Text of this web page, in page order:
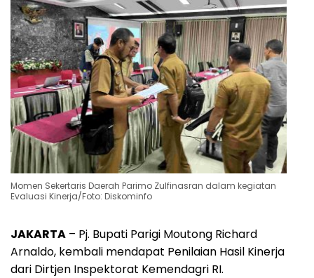
Momen Sekertaris Daerah Parimo Zulfinasran dalam kegiatan
Evaluasi Kinerja/Foto: Diskominfo
JAKARTA – Pj. Bupati Parigi Moutong Richard
Arnaldo, kembali mendapat Penilaian Hasil Kinerja
dari Dirtjen Inspektorat Kemendagri RI.